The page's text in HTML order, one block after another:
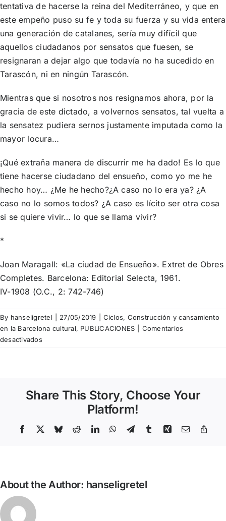
tentativa de hacerse la reina del Mediterráneo, y que en
este empeño puso su fe y toda su fuerza y su vida entera
una generación de catalanes, sería muy difícil que
aquellos ciudadanos por sensatos que fuesen, se
resignaran a dejar algo que todavía no ha sucedido en
Tarascón, ni en ningún Tarascón.
Mientras que si nosotros nos resignamos ahora, por la
gracia de este dictado, a volvernos sensatos, tal vuelta a
la sensatez pudiera sernos justamente imputada como la
mayor locura…
¡Qué extraña manera de discurrir me ha dado! Es lo que
tiene hacerse ciudadano del ensueño, como yo me he
hecho hoy… ¿Me he hecho?¿A caso no lo era ya? ¿A
caso no lo somos todos? ¿A caso es lícito ser otra cosa
si se quiere vivir… lo que se llama vivir?
*
Joan Maragall: «La ciudad de Ensueño». Extret de Obres
Completes. Barcelona: Editorial Selecta, 1961.
IV-1908 (O.C., 2: 742-746)
By hanseligretel 27/05/2019 Ciclos, Construcción y cansamiento
en la Barcelona cultural, PUBLICACIONES
Comentarios
desactivadosen
ciudad
Share This Story, Choose Your
Platform!
Facebook BlueskyRedditLinkedInWhatsApp
TelegramTumblrXing Email
About the Author: hanseligretel